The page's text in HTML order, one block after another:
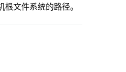
文件系统的路径。